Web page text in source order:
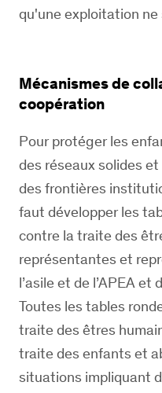
qu'une exploitation ne
Mécanismes de
coopération
Pour protéger les
des réseaux solides
des frontières
faut développer les
contre la traite des
représentantes et
l’asile et de l’APEA et
Toutes les tables
traite des êtres
traite des enfants et
situations impliquant